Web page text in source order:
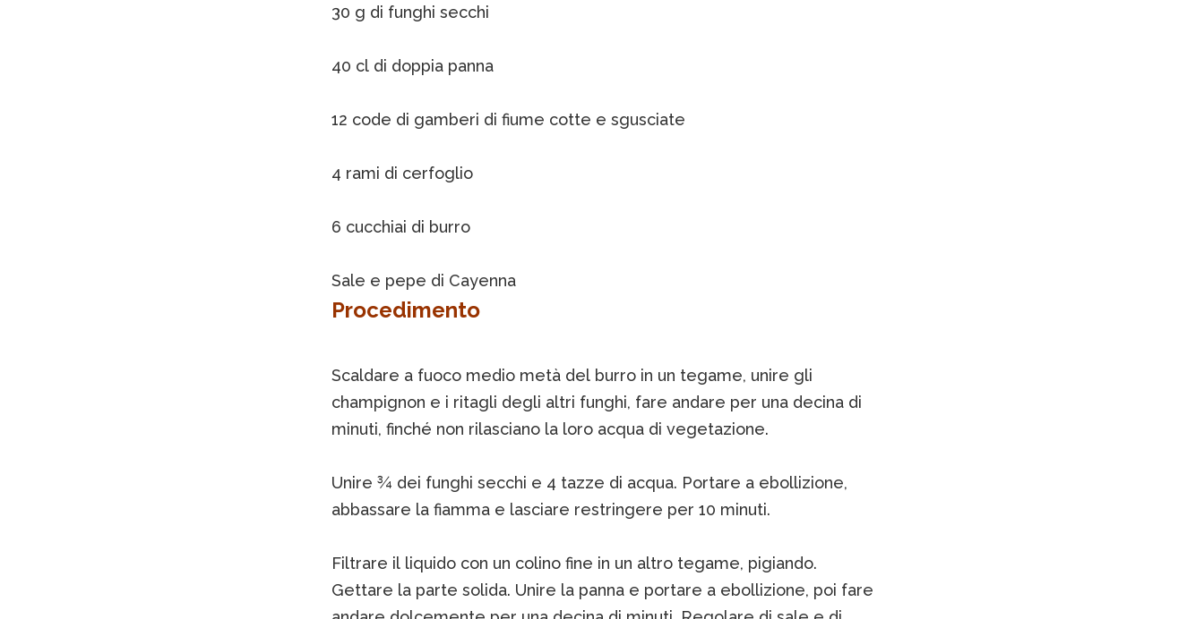
30 g di funghi secchi
40 cl di doppia panna
12 code di gamberi di fiume cotte e sgusciate
4 rami di cerfoglio
6 cucchiai di burro
Sale e pepe di Cayenna
Procedimento
Scaldare a fuoco medio metà del burro in un tegame, unire gli
champignon e i ritagli degli altri funghi, fare andare per una decina di
minuti, finché non rilasciano la loro acqua di vegetazione.
Unire ¾ dei funghi secchi e 4 tazze di acqua. Portare a ebollizione,
abbassare la fiamma e lasciare restringere per 10 minuti.
Filtrare il liquido con un colino fine in un altro tegame, pigiando.
Gettare la parte solida. Unire la panna e portare a ebollizione, poi fare